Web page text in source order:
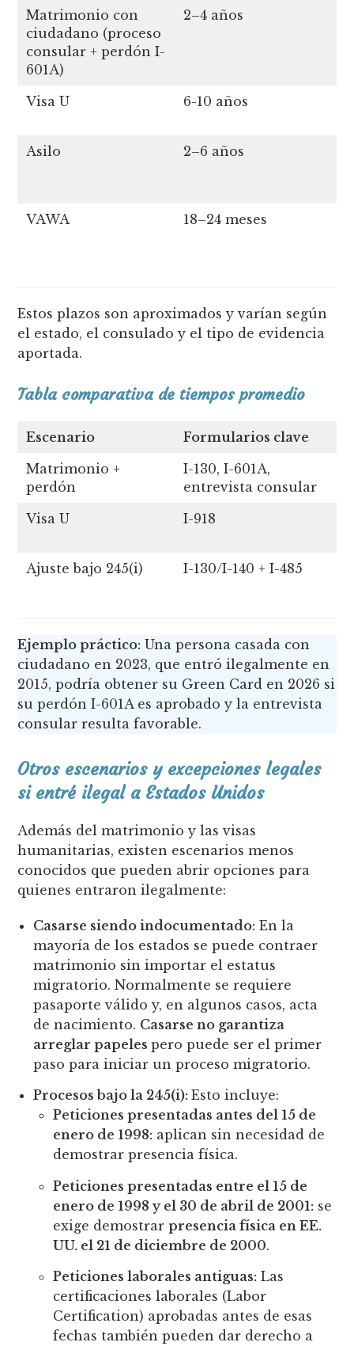
Matrimonio con
ciudadano (proceso
consular + perdón I-
601A)
2–4 años
Visa U 6-10 años
Asilo
2–6 años
VAWA
18–24 meses
Estos plazos son aproximados y varían según
el estado, el consulado y el tipo de evidencia
aportada.
Tabla comparativa de tiempos promedio
Escenario Formularios clave
Matrimonio +
perdón
I-130, I-601A,
entrevista consular
Visa U I-918
Ajuste bajo 245(i)
I-130/I-140 + I-485
Ejemplo práctico: Una persona casada con
ciudadano en 2023, que entró ilegalmente en
2015, podría obtener su Green Card en 2026 si
su perdón I-601A es aprobado y la entrevista
consular resulta favorable.
Otros escenarios y excepciones legales
si entré ilegal a Estados Unidos
Además del matrimonio y las visas
humanitarias, existen escenarios menos
conocidos que pueden abrir opciones para
quienes entraron ilegalmente:
Casarse siendo indocumentado: En la
mayoría de los estados se puede contraer
matrimonio sin importar el estatus
migratorio. Normalmente se requiere
pasaporte válido y, en algunos casos, acta
de nacimiento. Casarse no garantiza
arreglar papelespero puede ser el primer
paso para iniciar un proceso migratorio.
Procesos bajo la 245(i):Esto incluye:
Peticiones presentadas antes del 15 de
enero de 1998: aplican sin necesidad de
demostrar presencia física.
Peticiones presentadas entre el 15 de
enero de 1998 y el 30 de abril de 2001: se
exige demostrarpresencia física en EE.
UU. el 21 de diciembre de 2000.
Peticiones laborales antiguas: Las
certificaciones laborales (Labor
Certification) aprobadas antes de esas
fechas también pueden dar derecho a